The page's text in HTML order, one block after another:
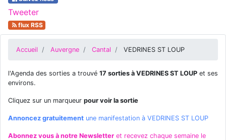
Tweeter
flux RSS
Accueil Auvergne Cantal VEDRINES ST LOUP
l'Agenda des sorties a trouvé 17 sorties à VEDRINES ST LOUP et ses
environs.
Cliquez sur un marqueur pour voir la sortie
Annoncez gratuitement une manifestation à VEDRINES ST LOUP
Abonnez vous à notre Newsletter et recevez chaque semaine le